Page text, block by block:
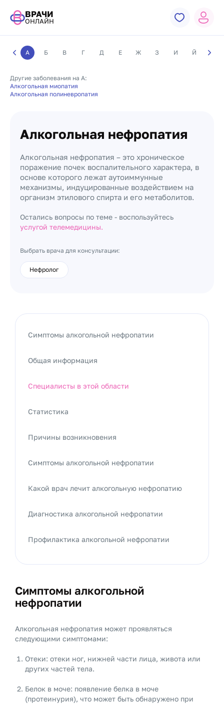
ВРАЧИ
ОНЛАЙН
А Б В Г Д Е Ж З И Й К
Другие заболевания на А:
Алкогольная миопатия
Алкогольная полиневропатия
Алкогольная нефропатия
Алкогольная нефропатия – это хроническое
поражение почек воспалительного характера, в
основе которого лежат аутоиммунные
механизмы, индуцированные воздействием на
организм этилового спирта и его метаболитов.
Остались вопросы по теме - воспользуйтесь
услугой телемедицины.
Выбрать врача для консультации:
Нефролог
Симптомы алкогольной
нефропатии
Алкогольная нефропатия может проявляться
следующими симптомами:
Отеки: отеки ног, нижней части лица, живота или
других частей тела.
Белок в моче: появление белка в моче
(протеинурия), что может быть обнаружено при
Симптомы алкогольной нефропатии
Общая информация
Специалисты в этой области
Статистика
Причины возникновения
Симптомы алкогольной нефропатии
Какой врач лечит алкогольную нефропатию
Диагностика алкогольной нефропатии
Профилактика алкогольной нефропатии